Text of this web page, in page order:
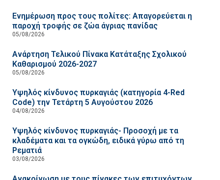
Ενημέρωση προς τους πολίτες: Απαγορεύεται η
παροχή τροφής σε ζώα άγριας πανίδας
05/08/2026
Ανάρτηση Τελικού Πίνακα Κατάταξης Σχολικού
Καθαρισμού 2026-2027
05/08/2026
Υψηλός κίνδυνος πυρκαγιάς (κατηγορία 4-Red
Code) την Τετάρτη 5 Αυγούστου 2026
04/08/2026
Υψηλός κίνδυνος πυρκαγιάς- Προσοχή με τα
κλαδέματα και τα ογκώδη, ειδικά γύρω από τη
Ρεματιά
03/08/2026